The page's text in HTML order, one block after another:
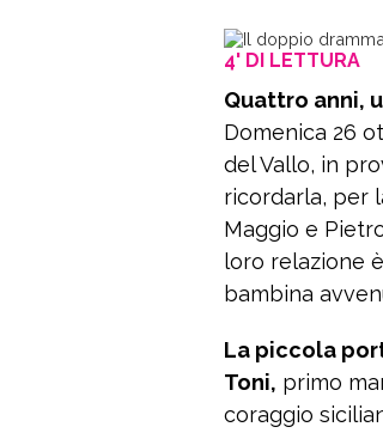
4' DI LETTURA
Quattro anni,
Domenica 26
del Vallo, in
ricordarla, per
Maggio e
loro relazione
bambina
La piccola
Toni, primo
coraggio